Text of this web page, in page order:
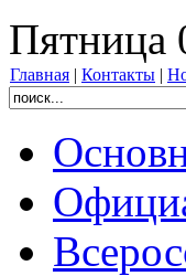
Пятница
Главная | Контакты |